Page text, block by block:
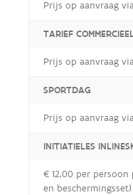
Prijs op aanvraag
TARIEF
Prijs op aanvraag
SPORTDAG
Prijs op aanvraag
INITIATIELES
€ 12,00 per persoon
en beschermingsset)